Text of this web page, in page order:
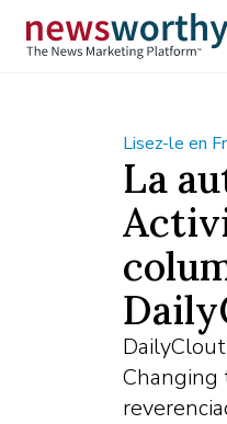
Lisez-le en
La
Changing